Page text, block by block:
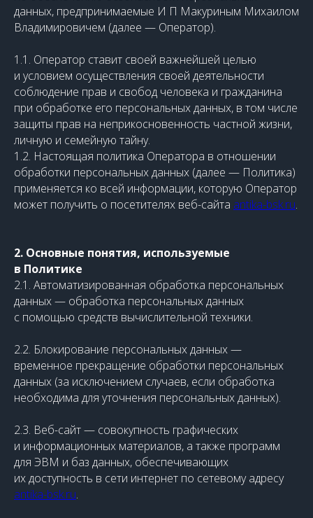
данных, предпринимаемые И П Макуриным Михаилом
Владимировичем (далее — Оператор).
1.1. Оператор ставит своей важнейшей целью
и условием осуществления своей деятельности
соблюдение прав и свобод человека и гражданина
при обработке его персональных данных, в том числе
защиты прав на неприкосновенность частной жизни,
личную и семейную тайну.
1.2. Настоящая политика Оператора в отношении
обработки персональных данных (далее — Политика)
применяется ко всей информации, которую Оператор
может получить о посетителях веб-сайта antika-bsk.ru.
2. Основные понятия, используемые
в Политике
2.1. Автоматизированная обработка персональных
данных — обработка персональных данных
с помощью средств вычислительной техники.
2.2. Блокирование персональных данных —
временное прекращение обработки персональных
данных (за исключением случаев, если обработка
необходима для уточнения персональных данных).
2.3. Веб-сайт — совокупность графических
и информационных материалов, а также программ
для ЭВМ и баз данных, обеспечивающих
их доступность в сети интернет по сетевому адресу
antika-bsk.ru.